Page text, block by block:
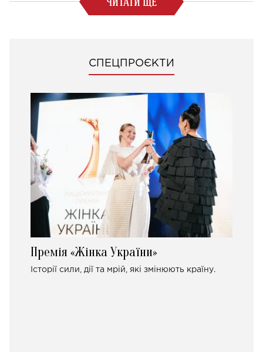
СПЕЦПРОЄКТИ
Премія «Жінка України»
Історії сили, дії та мрій, які змінюють країну.